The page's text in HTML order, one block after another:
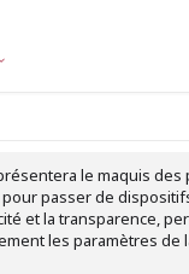
le maquis des
passer de
et la transparence,
les paramètres de